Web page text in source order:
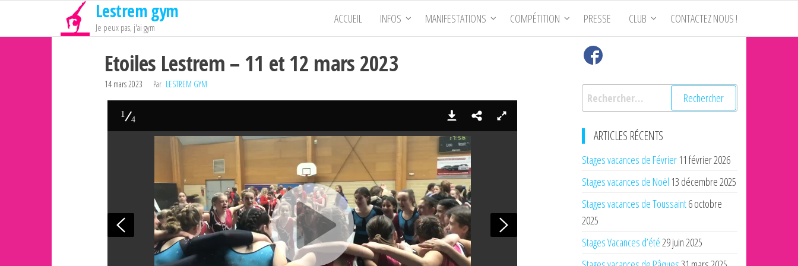
contenu
Lestrem gym
Je peux pas, j'ai gym
ACCUEIL INFOS MANIFESTATIONS COMPÉTITION PRESSE CLUB CONTACTEZ NOUS !
Etoiles Lestrem – 11 et 12 mars 2023
14 mars 2023 Par LESTREM GYM
1
4
Rechercher :
ARTICLES RÉCENTS
Stages vacances de Février 11 février 2026
Stages vacances de Noël 13 décembre 2025
Stages vacances de Toussaint6 octobre
2025
Stages Vacances d’été29 juin 2025